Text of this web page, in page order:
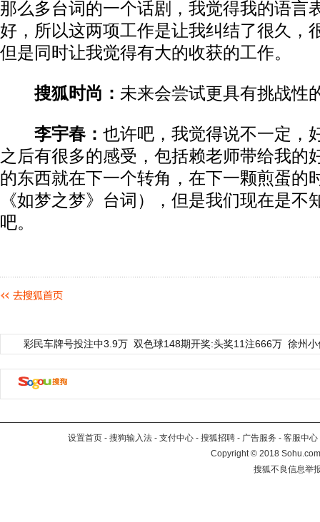
那么多台词的一个话剧，我觉得我的语言
好，所以这两项工作是让我纠结了很久，
但是同时让我觉得有大的收获的工作。
搜狐时尚： 未来会尝试更具有挑战性
李宇春： 也许吧，我觉得说不一定，
之后有很多的感受，包括赖老师带给我的
的东西就在下一个转角，在下一颗煎蛋的
《如梦之梦》台词），但是我们现在是不
吧。
彩民车牌号投注中3.9万 双色球148期开奖:头奖11注666万 徐州
设置首页 - 搜狗输入法 - 支付中心 - 搜狐招聘 - 广告服务 - 客服中心
Copyright©2018
搜狐不良信息举